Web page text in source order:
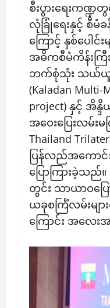
စီးပွားရေးကဏ္ဍ
လုံခြုံရေးနှင့် စီမံ
ကြောင့် နှစ်ပေါင်
အဓိကစီမံကိန်းကြီ
ဘက်စုံသုံး သယ်ယူပို့
(Kaladan Multi-
project) နှင့် အိန္
အဝေးပြေးလမ်းမ
Thailand
ပြန်လည်အကော
ပြောကြားခဲ့သည်
တွင်း သာယာဝပ
ယခုစင်္ကြံလမ်းမ
ကြောင်း အလေး